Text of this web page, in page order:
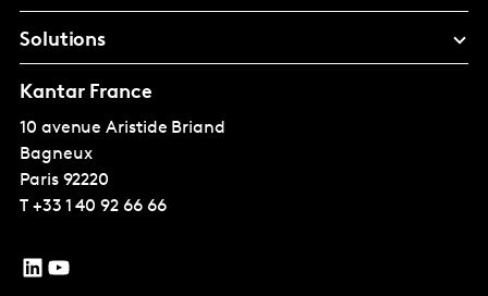
Solutions
Kantar France
10 avenue Aristide Briand
Bagneux
Paris 92220
T +33 1 40 92 66 66